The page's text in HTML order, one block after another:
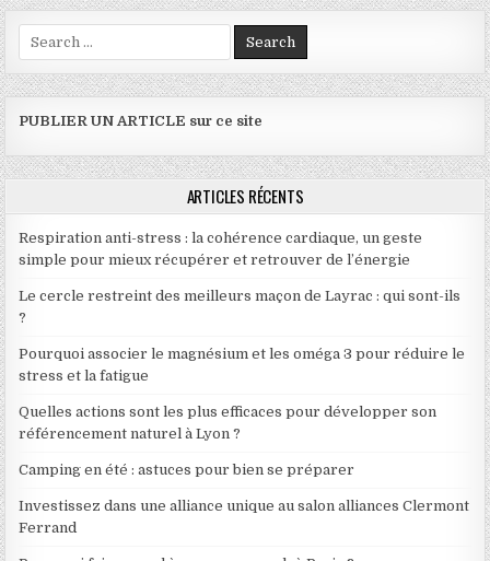
Search for:
PUBLIER UN ARTICLE sur ce site
ARTICLES RÉCENTS
Respiration anti-stress : la cohérence cardiaque, un geste
simple pour mieux récupérer et retrouver de l’énergie
Le cercle restreint des meilleurs maçon de Layrac : qui sont-ils
?
Pourquoi associer le magnésium et les oméga 3 pour réduire le
stress et la fatigue
Quelles actions sont les plus efficaces pour développer son
référencement naturel à Lyon ?
Camping en été : astuces pour bien se préparer
Investissez dans une alliance unique au salon alliances Clermont
Ferrand